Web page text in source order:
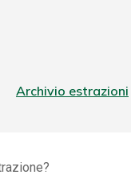
Archivio estrazioni